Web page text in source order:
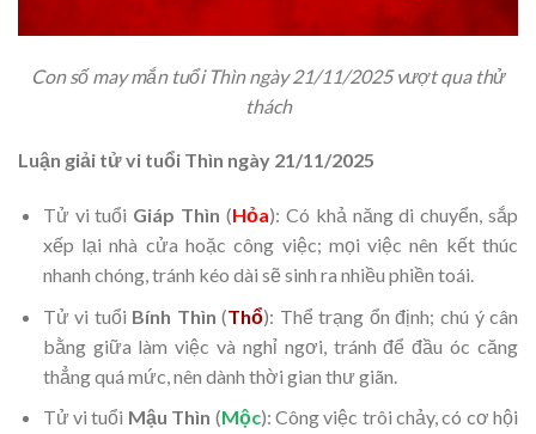
Con số may mắn tuổi Thìn ngày 21/11/2025 vượt qua thử
thách
Luận giải tử vi tuổi Thìn ngày 21/11/2025
Tử vi tuổi Giáp Thìn (Hỏa): Có khả năng di chuyển, sắp
xếp lại nhà cửa hoặc công việc; mọi việc nên kết thúc
nhanh chóng, tránh kéo dài sẽ sinh ra nhiều phiền toái.
Tử vi tuổi Bính Thìn (Thổ): Thể trạng ổn định; chú ý cân
bằng giữa làm việc và nghỉ ngơi, tránh để đầu óc căng
thẳng quá mức, nên dành thời gian thư giãn.
Tử vi tuổi Mậu Thìn (Mộc): Công việc trôi chảy, có cơ hội